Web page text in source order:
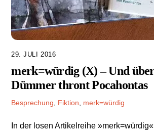
29. JULI 2016
merk=würdig (X) – Und
Dümmer thront Pocahontas
Besprechung Fiktion merk=würdig
In der losen Artikelreihe